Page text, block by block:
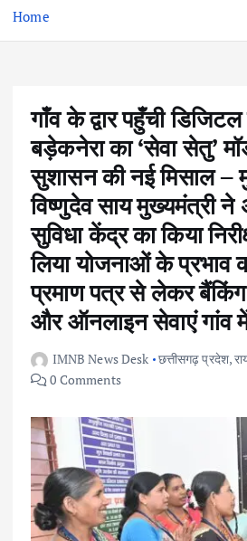
Home
गाँव के द्वार पहुँची
बड़ेकनेरा का ‘सेवा सेतु’
सुशासन की नई मिसाल –
विष्णुदेव साय मुख्यमंत्री
सुविधा केंद्र का किया
लिया योजनाओं के
प्रमाण पत्र से लेकर
और ऑनलाइन सेवाएं गांव
IMNB News Desk छत्तीसगढ़ प्रदेश,
0 Comments